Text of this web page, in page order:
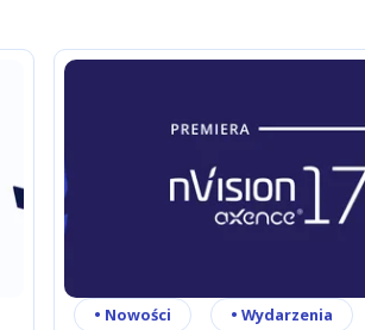
• Nowości • Wydarzenia